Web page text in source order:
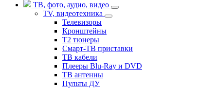
ТВ, фото, аудио, видео
TV, видеотехника
Телевизоры
Кронштейны
T2 тюнеры
Смарт-ТВ приставки
ТВ кабели
Плееры Blu-Ray и DVD
ТВ антенны
Пульты ДУ